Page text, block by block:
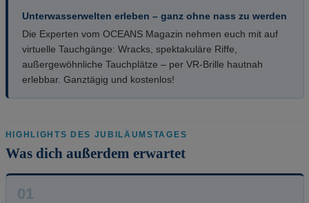
Unterwasserwelten erleben – ganz ohne nass zu werden
Die Experten vom OCEANS Magazin nehmen euch mit auf
virtuelle Tauchgänge: Wracks, spektakuläre Riffe,
außergewöhnliche Tauchplätze – per VR-Brille hautnah
erlebbar. Ganztägig und kostenlos!
HIGHLIGHTS DES JUBILÄUMSTAGES
Was dich außerdem erwartet
01